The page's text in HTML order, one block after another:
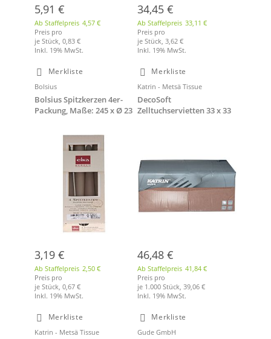
5,91 €
Ab Staffelpreis 4,57 €
Preis pro
je Stück, 0,83 €
Inkl. 19% MwSt.
Merkliste
34,45 €
Ab Staffelpreis 33,11 €
Preis pro
je Stück,3,62 €
Inkl. 19% MwSt.
Merkliste
Bolsius
Bolsius Spitzkerzen 4er-
Packung, Maße: 245 x Ø 23
3,19 €
Ab Staffelpreis 2,50 €
Preis pro
je Stück, 0,67 €
Inkl. 19% MwSt.
Merkliste
Katrin - Metsä Tissue
DecoSoft
Zelltuchservietten 33 x 33
46,48 €
Ab Staffelpreis 41,84 €
Preis pro
je 1.000 Stück,39,06 €
Inkl. 19% MwSt.
Merkliste
Katrin - Metsä Tissue Gude GmbH